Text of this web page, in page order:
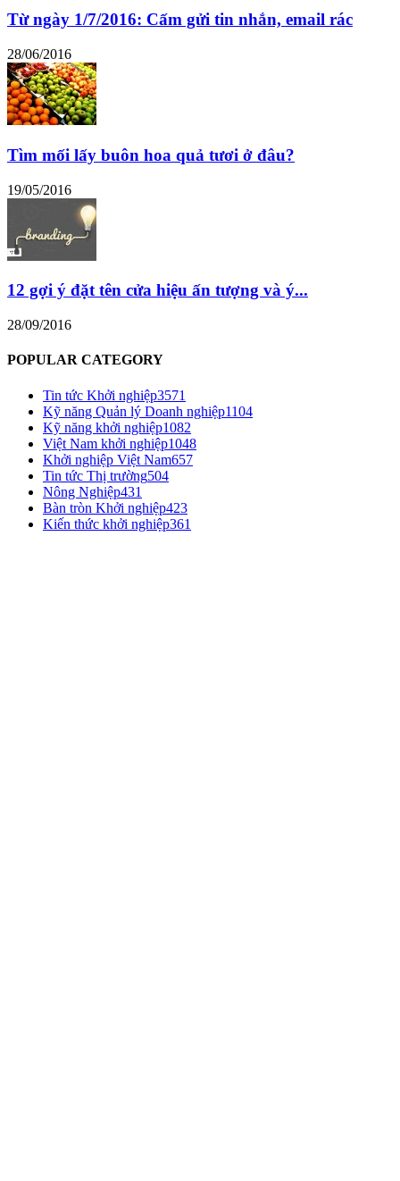
Từ ngày 1/7/2016: Cấm gửi tin nhắn, email rác
28/06/2016
Tìm mối lấy buôn hoa quả tươi ở đâu?
19/05/2016
12 gợi ý đặt tên cửa hiệu ấn tượng và ý...
28/09/2016
POPULAR CATEGORY
Tin tức Khởi nghiệp3571
Kỹ năng Quản lý Doanh nghiệp1104
Kỹ năng khởi nghiệp1082
Việt Nam khởi nghiệp1048
Khởi nghiệp Việt Nam657
Tin tức Thị trường504
Nông Nghiệp431
Bàn tròn Khởi nghiệp423
Kiến thức khởi nghiệp361